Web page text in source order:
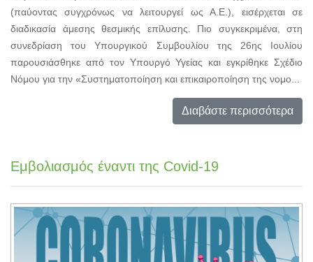
(παύοντας συγχρόνως να λειτουργεί ως Α.Ε.), εισέρχεται σε
διαδικασία άμεσης θεσμικής επίλυσης. Πιο συγκεκριμένα, στη
συνεδρίαση του Υπουργικού Συμβουλίου της 26ης Ιουλίου
παρουσιάσθηκε από τον Υπουργό Υγείας και εγκρίθηκε Σχέδιο
Νόμου για την «Συστηματοποίηση και επικαιροποίηση της νομο...
Διαβάστε περισσότερα
Εμβολιασμός έναντι της Covid-19